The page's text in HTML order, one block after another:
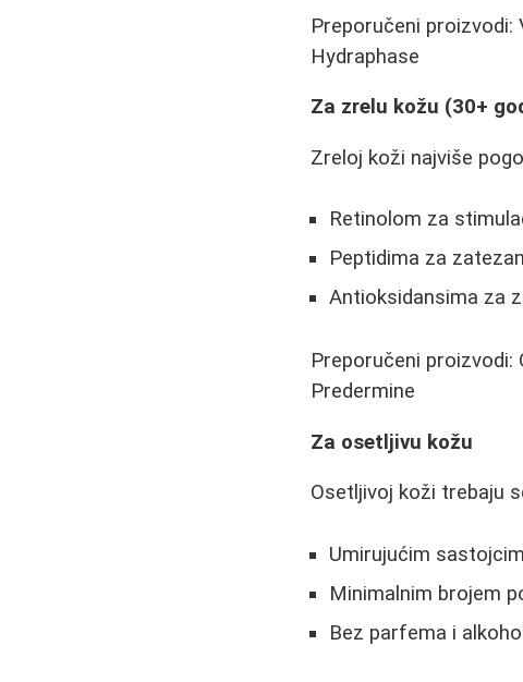
Preporučeni proizvodi:
Hydraphase
Za zrelu kožu (30+
Zreloj koži najviše
Retinolom za
Peptidima za
Antioksidansima za
Preporučeni proizvodi:
Predermine
Za osetljivu kožu
Osetljivoj koži trebaju
Umirujućim
Minimalnim brojem
Bez parfema i